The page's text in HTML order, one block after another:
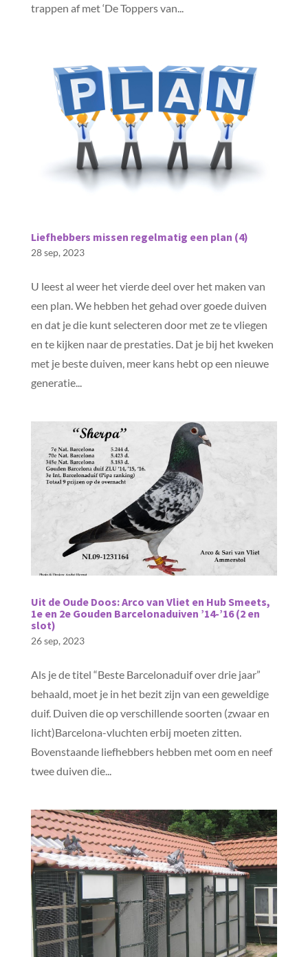
trappen af met ‘De Toppers van...
Liefhebbers missen regelmatig een plan (4)
28 sep, 2023
U leest al weer het vierde deel over het maken van
een plan. We hebben het gehad over goede duiven
en dat je die kunt selecteren door met ze te vliegen
en te kijken naar de prestaties. Dat je bij het kweken
met je beste duiven, meer kans hebt op een nieuwe
generatie...
Uit de Oude Doos: Arco van Vliet en Hub Smeets,
1e en 2e Gouden Barcelonaduiven ’14-’16 (2 en
slot)
26 sep, 2023
Als je de titel “Beste Barcelonaduif over drie jaar”
behaald, moet je in het bezit zijn van een geweldige
duif. Duiven die op verschillende soorten (zwaar en
licht)Barcelona-vluchten erbij moeten zitten.
Bovenstaande liefhebbers hebben met oom en neef
twee duiven die...